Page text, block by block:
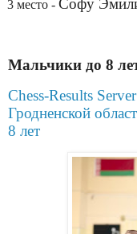
3 место - Софу
Мальчики до 8
Chess-Results
Гродненской
8 лет